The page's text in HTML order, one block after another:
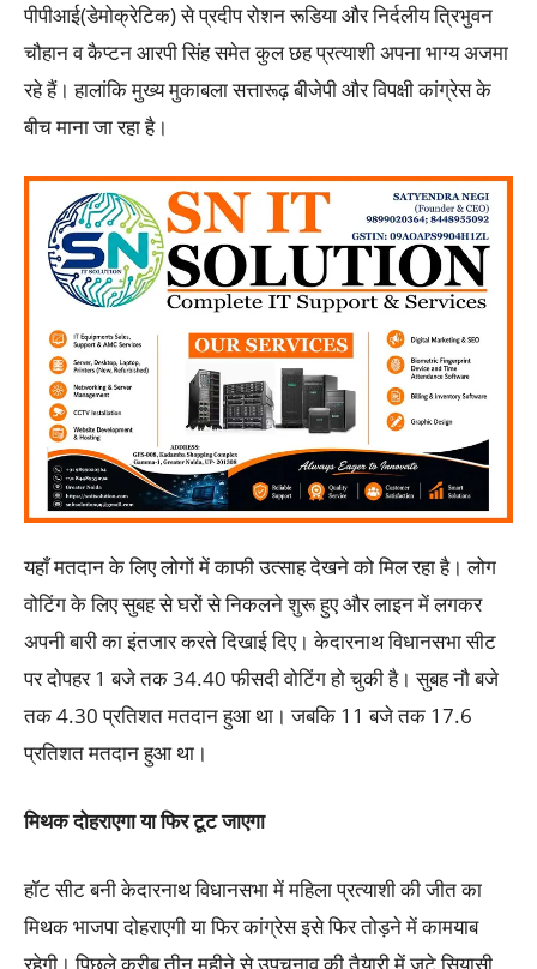
पीपीआई(डेमोक्रेटिक) से प्रदीप रोशन रूडिया और निर्दलीय त्रिभुवन
चौहान व कैप्टन आरपी सिंह समेत कुल छह प्रत्याशी अपना भाग्य अजमा
रहे हैं। हालांकि मुख्य मुकाबला सत्तारूढ़ बीजेपी और विपक्षी कांग्रेस के
बीच माना जा रहा है।
यहाँ मतदान के लिए लोगों में काफी उत्साह देखने को मिल रहा है। लोग
वोटिंग के लिए सुबह से घरों से निकलने शुरू हुए और लाइन में लगकर
अपनी बारी का इंतजार करते दिखाई दिए। केदारनाथ विधानसभा सीट
पर दोपहर 1 बजे तक 34.40 फीसदी वोटिंग हो चुकी है। सुबह नौ बजे
तक 4.30 प्रतिशत मतदान हुआ था। जबकि 11 बजे तक 17.6
प्रतिशत मतदान हुआ था।
मिथक दोहराएगा या फिर टूट जाएगा
हॉट सीट बनी केदारनाथ विधानसभा में महिला प्रत्याशी की जीत का
मिथक भाजपा दोहराएगी या फिर कांग्रेस इसे फिर तोड़ने में कामयाब